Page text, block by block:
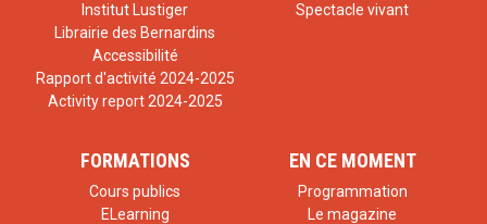
Institut Lustiger
Librairie des Bernardins
Accessibilité
Rapport d'activité 2024-2025
Activity report 2024-2025
Spectacle vivant
FORMATIONS
Cours publics
ELearning
EN CE MOMENT
Programmation
Le magazine